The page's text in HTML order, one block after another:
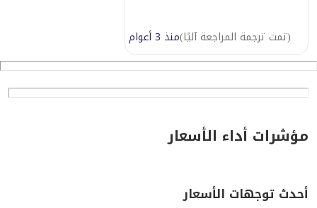
(تمت ترجمة المراجعة آليًا)منذ 3 أعوام
مؤشرات أداء الأسعار
أحدث توجهات الأسعار